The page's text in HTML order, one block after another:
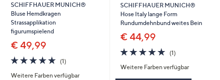
SCHIFFHAUER MUNICH®
Bluse Hemdkragen
Strassapplikation
figurumspielend
€ 49,99
5.0
von
5
(1)
Weitere Farben verfügbar
SCHIFFHAUER MUNICH®
Hose Italy lange Form
Rundumdehnbund weites Bein
€ 44,99
5.0
von
5
(1)
Weitere Farben verfügbar